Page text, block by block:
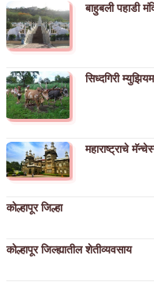
बाहुबली पहाडी
सिध्दगिरी
महाराष्ट्राचे
कोल्हापूर जिल्हा
कोल्हापूर जिल्ह्यातील शेतीव्यवसाय